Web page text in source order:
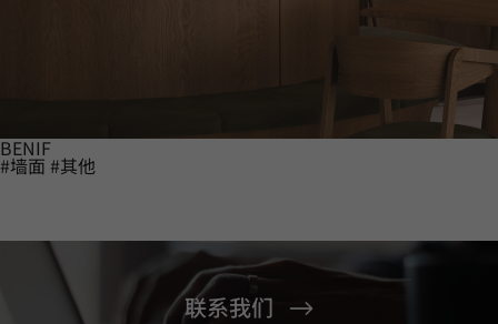
BENIF
#墙面 #其他
联系我们